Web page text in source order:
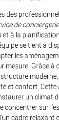
des
de
à la
se tient à
les
mesure. Grâce à
et confort. Cette
un climat
concentrer sur
cadre relaxant